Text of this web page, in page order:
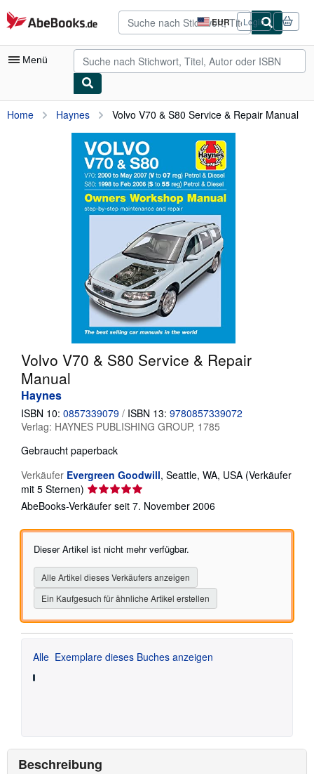
Zum Hauptinhalt
AbeBooks.de EUR
Seite
der
Einkaufseinstellungen.
Login
Menü
Nutzerkonto
Meine Bestellungen
Antiquarische Bücher
Verkäufer werden
SCHLIESSEN
Home Haynes Volvo V70 & S80 Service & Repair Manual
Volvo V70 & S80 Service & Repair
Manual
Haynes
ISBN 10: 0857339079 / ISBN 13: 9780857339072
Verlag: HAYNES PUBLISHING GROUP, 1785
Gebraucht paperback
Verkäufer Evergreen Goodwill, Seattle, WA, USA (Verkäufer
mit 5 Sternen) Verkäuferbewertung
5
5
Sternen
AbeBooks-Verkäufer seit 7. November 2006
Dieser Artikel ist nicht mehr verfügbar.
Alle Artikel dieses Verkäufers anzeigen
Ein Kaufgesuch für ähnliche Artikel erstellen
Alle Exemplare dieses Buches anzeigen
Beschreibung